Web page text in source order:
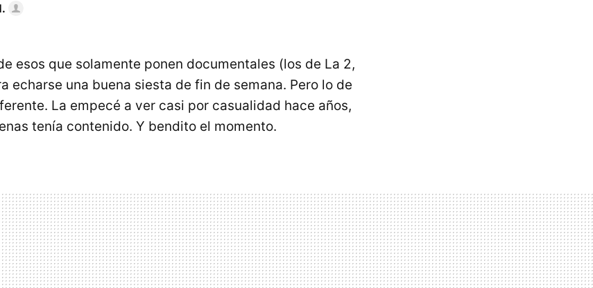
esos que solamente ponen documentales (los de La 2,
echarse una buena siesta de fin de semana. Pero lo de
La empecé a ver casi por casualidad hace años,
tenía contenido. Y bendito el momento.